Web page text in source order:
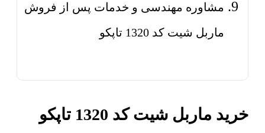
مشاوره مهندسی و خدمات پس از فروش
ماربل شیت کد 1320 تاپکو
خرید ماربل شیت کد 1320 تاپکو